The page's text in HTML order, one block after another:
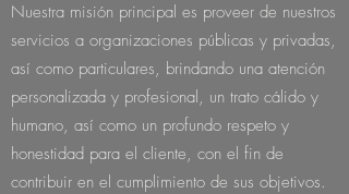
Nuestra misión principal es proveer de nuestros
servicios a organizaciones públicas y privadas,
así como particulares, brindando una atención
personalizada y profesional, un trato cálido y
humano, así como un profundo respeto y
honestidad para el cliente, con el fin de
contribuir en el cumplimiento de sus objetivos.